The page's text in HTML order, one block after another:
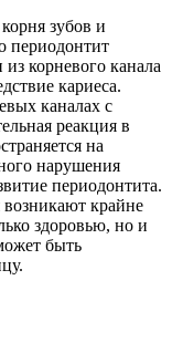
зубов и
периодонтит
корневого канала
кариеса.
каналах с
реакция в
на
нарушения
периодонтита.
крайне
здоровью, но и
быть